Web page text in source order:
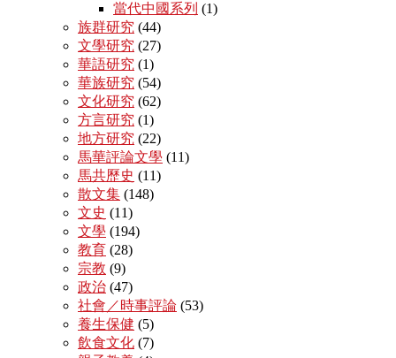
當代中國系列 (1)
族群研究 (44)
文學研究 (27)
華語研究 (1)
華族研究 (54)
文化研究 (62)
方言研究 (1)
地方研究 (22)
馬華評論文學 (11)
馬共歷史 (11)
散文集 (148)
文史 (11)
文學 (194)
教育 (28)
宗教 (9)
政治 (47)
社會／時事評論 (53)
養生保健 (5)
飲食文化 (7)